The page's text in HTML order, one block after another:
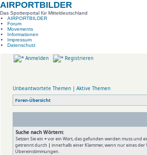
AIRPORTBILDER
Das Spotterportal für Mitteldeutschland
AIRPORTBILDER
Forum
Movements
Informationen
Impressum
Datenschutz
Anmelden Registrieren
Unbeantwortete Themen | Aktive Themen
Foren-Übersicht
Suche nach Wörtern:
Setzen Sie ein +vor ein Wort, das gefunden werden muss und
getrennt durch | innerhalb einer Klammer, wenn nur eines der
Übereinstimmungen.